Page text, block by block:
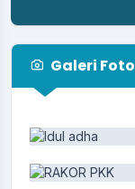
Galeri Foto